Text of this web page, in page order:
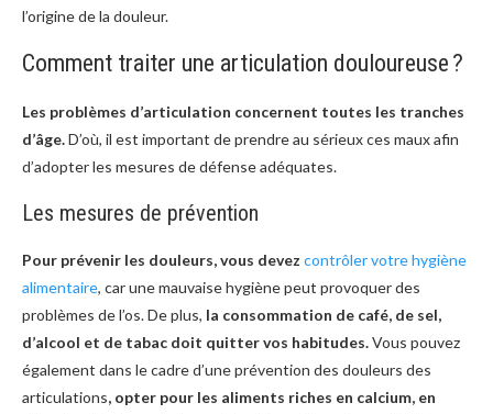
l’origine de la douleur.
Comment traiter une articulation douloureuse ?
Les problèmes d’articulation concernent toutes les tranches
d’âge.D’où, il est important de prendre au sérieux ces maux afin
d’adopter les mesures de défense adéquates.
Les mesures de prévention
Pour prévenir les douleurs, vous devez contrôler votre hygiène
alimentaire, car une mauvaise hygiène peut provoquer des
problèmes de l’os. De plus, la consommation de café, de sel,
d’alcool et de tabac doit quitter vos habitudes.Vous pouvez
également dans le cadre d’une prévention des douleurs des
articulations, opter pour les aliments riches en calcium, en